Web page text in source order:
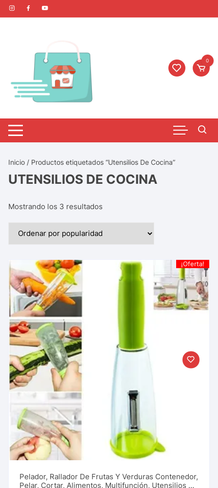
0
Inicio / Productos etiquetados “Utensilios De Cocina”
UTENSILIOS DE COCINA
Mostrando los 3 resultados
¡Oferta!
Pelador, Rallador De Frutas Y Verduras Contenedor,
Pelar, Cortar, Alimentos, Multifunción, Utensilios De